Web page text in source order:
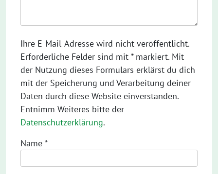
Ihre E-Mail-Adresse wird nicht veröffentlicht.
Erforderliche Felder sind mit * markiert. Mit
der Nutzung dieses Formulars erklärst du dich
mit der Speicherung und Verarbeitung deiner
Daten durch diese Website einverstanden.
Entnimm Weiteres bitte der
Datenschutzerklärung.
Name *